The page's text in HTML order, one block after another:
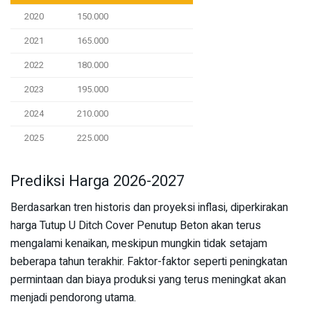
2020
150.000
2021
165.000
2022
180.000
2023
195.000
2024
210.000
2025
225.000
Prediksi Harga 2026-2027
Berdasarkan tren historis dan proyeksi inflasi, diperkirakan
harga Tutup U Ditch Cover Penutup Beton akan terus
mengalami kenaikan, meskipun mungkin tidak setajam
beberapa tahun terakhir. Faktor-faktor seperti peningkatan
permintaan dan biaya produksi yang terus meningkat akan
menjadi pendorong utama.